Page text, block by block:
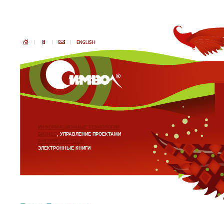
ИНФОРМАЦИОННЫЕ ТЕХНОЛОГИИ
БИЗНЕС, УПРАВЛЕНИЕ ПРОЕКТАМИ
АНГЛИЙСКИЙ ЯЗЫК
ЭЛЕКТРОННЫЕ КНИГИ